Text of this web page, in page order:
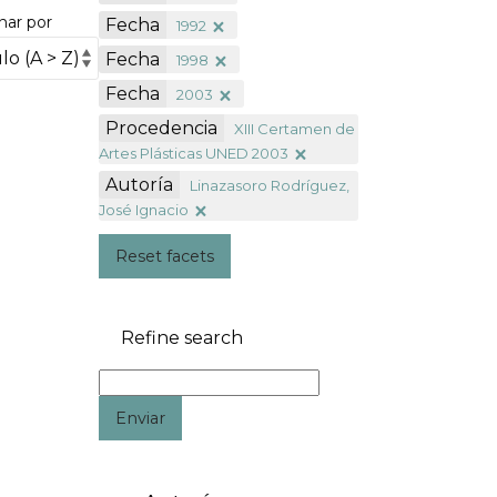
por
Fecha
1992
Fecha 1998
Fecha 2003
Procedencia
XIII Certamen de
Artes Plásticas UNED 2003
Autoría
Linazasoro Rodríguez,
José Ignacio
Reset facets
Refine search
Enviar